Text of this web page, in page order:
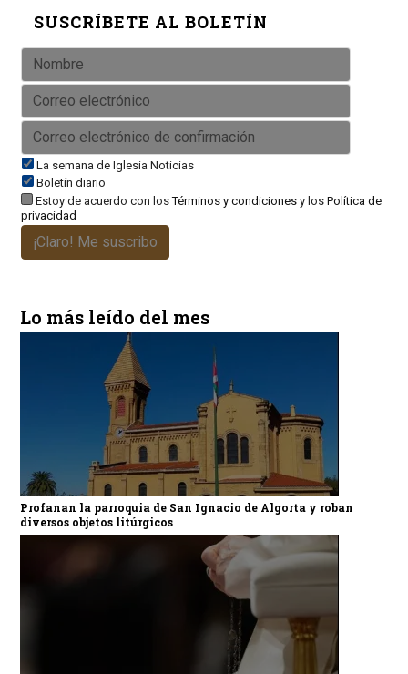
SUSCRÍBETE AL BOLETÍN
La semana de Iglesia Noticias
Boletín diario
Estoy de acuerdo con losTérminos y condicionesy los Política de
privacidad
¡Claro! Me suscribo
Lo más leído del mes
Profanan la parroquia de San Ignacio de Algorta y roban
diversos objetos litúrgicos